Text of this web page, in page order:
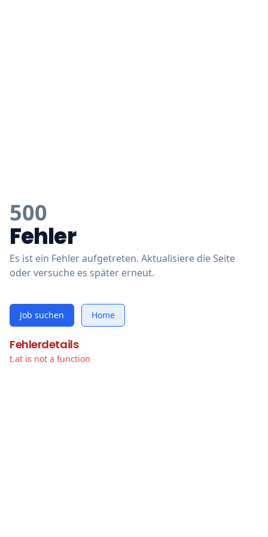
500
Fehler
Es ist ein Fehler aufgetreten. Aktualisiere die Seite
oder versuche es später erneut.
Job suchen Home
Fehlerdetails
t.at is not a function